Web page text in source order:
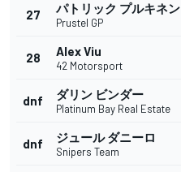
27 パトリック プルキネン
Prustel GP
28 Alex Viu
42 Motorsport
dnf ダリン ビンダー
Platinum Bay Real Estate
dnf ジュール ダニーロ
Snipers Team